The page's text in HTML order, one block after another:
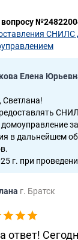
СНИЛС
Елена
Светлана!
домоуправление
в дальнейшем
г. при
г. Братск
ответ!